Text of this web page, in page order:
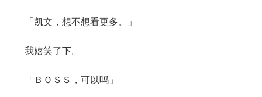
「凯文，想不想看更多。」
我嬉笑了下。
「ＢＯＳＳ，可以吗」